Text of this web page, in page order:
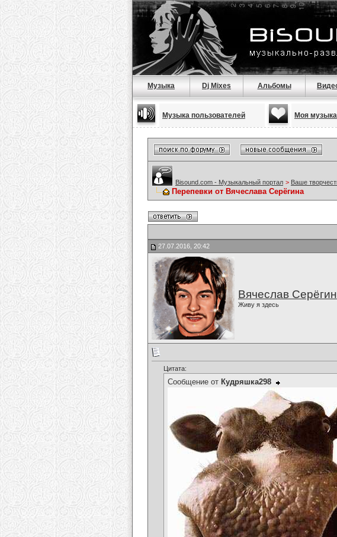
Музыка Dj Mixes Альбомы
Музыка пользователей Моя музыка
Bisound.com - Музыкальный портал > Ваше
Перепевки от Вячеслава Серёгина
27.07.2016, 20:42
Вячеслав Серёгин
Живу я здесь
Цитата:
Сообщение от Кудряшка298